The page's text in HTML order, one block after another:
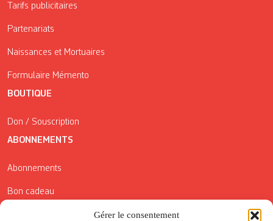
Gérer le consentement
Tarifs publicitaires
Partenariats
Naissances et Mortuaires
Formulaire Mémento
BOUTIQUE
Don / Souscription
ABONNEMENTS
Abonnements
Bon cadeau
Conditions générales de vente